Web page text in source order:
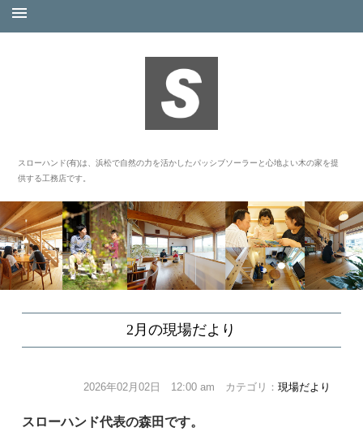
スローハンド(有)は、浜松で自然の力を活かしたパッシブソーラーと心地よい木の家を提
供する工務店です。
2月の現場だより
2026年02月02日 12:00 am カテゴリ：現場だより
スローハンド代表の森田です。